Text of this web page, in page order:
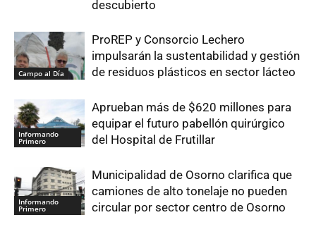
descubierto
Campo al Día
ProREP y Consorcio Lechero
impulsarán la sustentabilidad y gestión
de residuos plásticos en sector lácteo
Informando
Primero
Aprueban más de $620 millones para
equipar el futuro pabellón quirúrgico
del Hospital de Frutillar
Informando
Primero
Municipalidad de Osorno clarifica que
camiones de alto tonelaje no pueden
circular por sector centro de Osorno